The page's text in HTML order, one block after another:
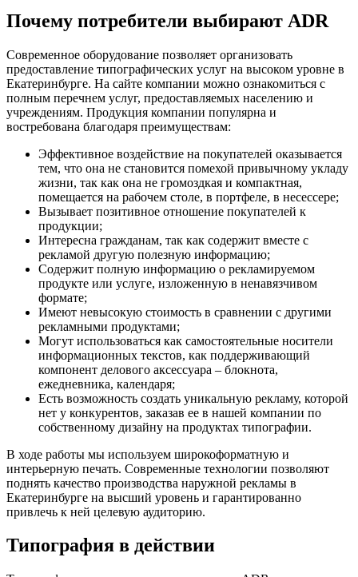
Почему потребители выбирают ADR
Современное оборудование позволяет организовать
предоставление типографических услуг на высоком уровне в
Екатеринбурге. На сайте компании можно ознакомиться с
полным перечнем услуг, предоставляемых населению и
учреждениям. Продукция компании популярна и
востребована благодаря преимуществам:
Эффективное воздействие на покупателей оказывается
тем, что она не становится помехой привычному укладу
жизни, так как она не громоздкая и компактная,
помещается на рабочем столе, в портфеле, в несессере;
Вызывает позитивное отношение покупателей к
продукции;
Интересна гражданам, так как содержит вместе с
рекламой другую полезную информацию;
Содержит полную информацию о рекламируемом
продукте или услуге, изложенную в ненавязчивом
формате;
Имеют невысокую стоимость в сравнении с другими
рекламными продуктами;
Могут использоваться как самостоятельные носители
информационных текстов, как поддерживающий
компонент делового аксессуара – блокнота,
ежедневника, календаря;
Есть возможность создать уникальную рекламу, которой
нет у конкурентов, заказав ее в нашей компании по
собственному дизайну на продуктах типографии.
В ходе работы мы используем широкоформатную и
интерьерную печать. Современные технологии позволяют
поднять качество производства наружной рекламы в
Екатеринбурге на высший уровень и гарантированно
привлечь к ней целевую аудиторию.
Типография в действии